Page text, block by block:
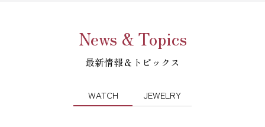
News & Topics
最新情報＆トピックス
WATCH JEWELRY